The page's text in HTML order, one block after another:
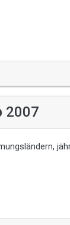
2007